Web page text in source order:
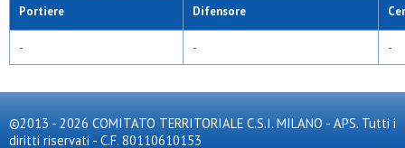
Portiere Difensore
- - -
©2013 - 2026 COMITATO TERRITORIALE C.S.I. MILANO - APS. Tutti i
diritti riservati - C.F. 80110610153